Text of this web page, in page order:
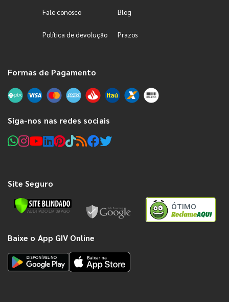
Fale conosco Blog
Política de devolução Prazos
Formas de Pagamento
Siga-nos nas redes sociais
Site Seguro
ÓTIMO
Baixe o App GIV Online